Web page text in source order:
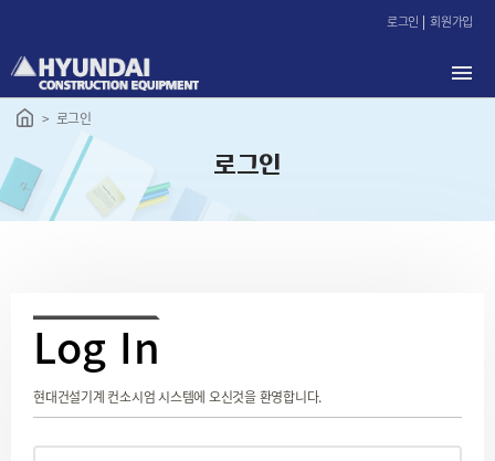
로
가
로그인 회원가입
로그인
로그인
Log In
현대건설기계 컨소시엄 시스템에 오신것을 환영합니다.